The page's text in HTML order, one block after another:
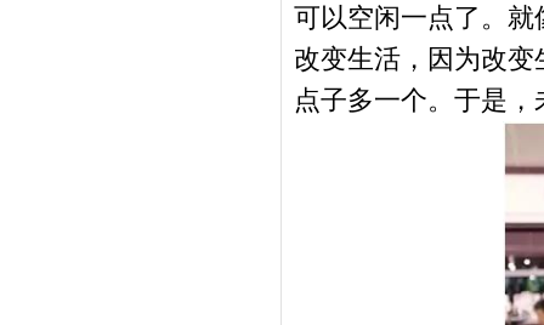
可以空闲一点了。
改变生活，因为改
点子多一个。于是